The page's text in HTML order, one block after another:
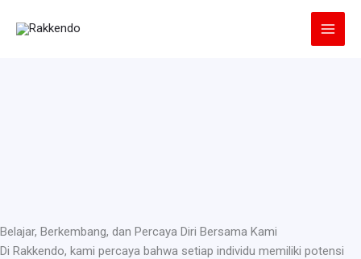
Belajar, Berkembang, dan Percaya Diri Bersama Kami
Di Rakkendo, kami percaya bahwa setiap individu memiliki potensi